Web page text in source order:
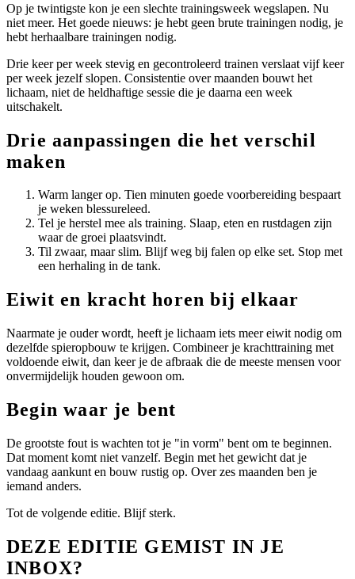
Op je twintigste kon je een slechte trainingsweek wegslapen. Nu
niet meer. Het goede nieuws: je hebt geen brute trainingen nodig, je
hebt herhaalbare trainingen nodig.
Drie keer per week stevig en gecontroleerd trainen verslaat vijf keer
per week jezelf slopen. Consistentie over maanden bouwt het
lichaam, niet de heldhaftige sessie die je daarna een week
uitschakelt.
Drie aanpassingen die het verschil
maken
Warm langer op. Tien minuten goede voorbereiding bespaart
je weken blessureleed.
Tel je herstel mee als training. Slaap, eten en rustdagen zijn
waar de groei plaatsvindt.
Til zwaar, maar slim. Blijf weg bij falen op elke set. Stop met
een herhaling in de tank.
Eiwit en kracht horen bij elkaar
Naarmate je ouder wordt, heeft je lichaam iets meer eiwit nodig om
dezelfde spieropbouw te krijgen. Combineer je krachttraining met
voldoende eiwit, dan keer je de afbraak die de meeste mensen voor
onvermijdelijk houden gewoon om.
Begin waar je bent
De grootste fout is wachten tot je "in vorm" bent om te beginnen.
Dat moment komt niet vanzelf. Begin met het gewicht dat je
vandaag aankunt en bouw rustig op. Over zes maanden ben je
iemand anders.
Tot de volgende editie. Blijf sterk.
DEZE EDITIE GEMIST IN JE
INBOX?